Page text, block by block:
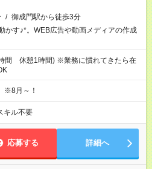
/ 御成門駅から徒歩3分
かす♪*。WEB広告や動画メディアの作成
間 休憩1時間) ※業務に慣れてきたら在
※8月～！
キル不要
応募する 詳細へ